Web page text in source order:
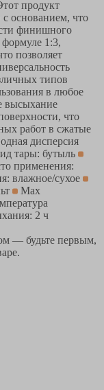
продукт
с основанием, что
финишного
1:3,
позволяет
типов
в любое
высыхание
что
работ в сжатые
дисперсия
тары: бутыль
применения:
влажное/сухое
Max
2 ч
— будьте первым,